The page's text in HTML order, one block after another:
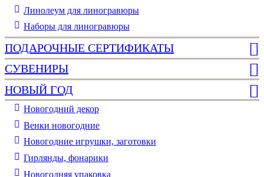
Линолеум для линогравюры
Наборы для линогравюры
ПОДАРОЧНЫЕ СЕРТИФИКАТЫ
СУВЕНИРЫ
НОВЫЙ ГОД
Новогодний декор
Венки новогодние
Новогодние игрушки, заготовки
Гирлянды, фонарики
Новогодняя упаковка